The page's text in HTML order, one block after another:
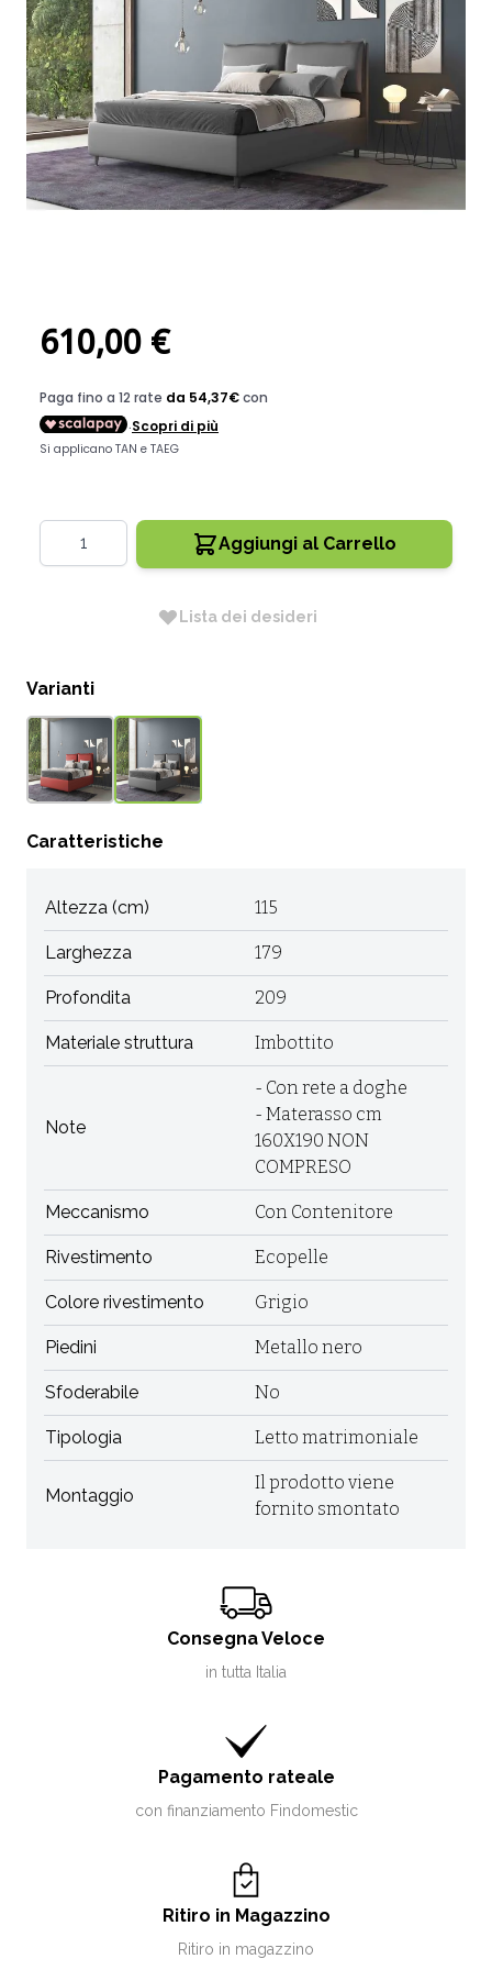
LETTO MATRIMONIALE CON
CONTENITORE IN ECOPELLE
GRIGIO
CODICE: 230777
610,00 €
Quantità
Aggiungi al Carrello
Lista dei desideri
Varianti
Caratteristiche
Altezza (cm) 115
Larghezza 179
Profondita 209
Materiale struttura Imbottito
Note
- Con rete a doghe
- Materasso cm
160X190 NON
COMPRESO
Meccanismo Con Contenitore
Rivestimento Ecopelle
Colore rivestimento Grigio
Piedini Metallo nero
Sfoderabile No
Tipologia Letto matrimoniale
Montaggio
Il prodotto viene
fornito smontato
Consegna Veloce
in tutta Italia
Pagamento rateale
con finanziamento Findomestic
Ritiro in Magazzino
Ritiro in magazzino